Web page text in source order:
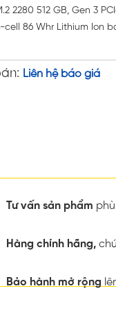
2280 512 GB, Gen 3
cell 86 Whr Lithium Ion
Liên hệ báo giá
Tư vấn sản phẩm
Hàng chính hãng,
Bảo hành mở rộng